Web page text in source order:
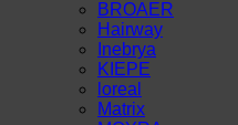
BROAER
Hairway
Inebrya
KIEPE
loreal
Matrix